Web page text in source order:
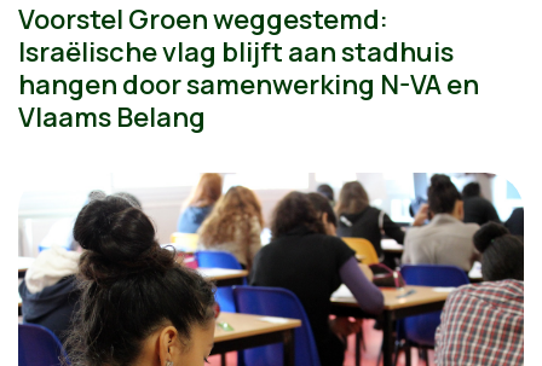
Voorstel Groen weggestemd:
Israëlische vlag blijft aan stadhuis
hangen door samenwerking N-VA en
Vlaams Belang